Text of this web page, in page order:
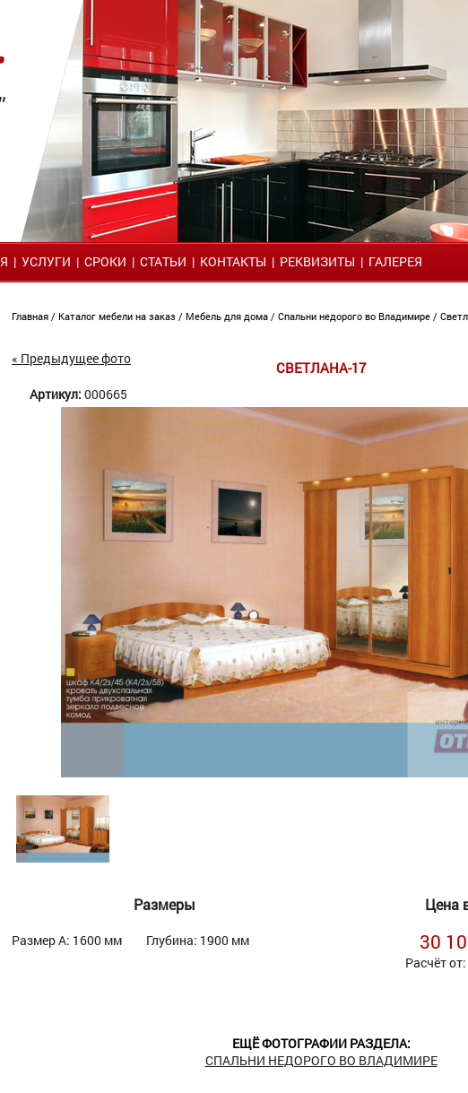
| УСЛУГИ | СРОКИ | СТАТЬИ | КОНТАКТЫ | РЕКВИЗИТЫ | ГАЛЕРЕЯ
Главная / Каталог мебели на заказ / Мебель для дома / Спальни недорого во Владимире /
« Предыдущее фото
СВЕТЛАНА-17
Артикул: 000665
Размеры
Размер А: 1600 мм Глубина: 1900 мм
Цена
30
Расчёт
ЕЩЁ ФОТОГРАФИИ РАЗДЕЛА:
СПАЛЬНИ НЕДОРОГО ВО ВЛАДИМИРЕ